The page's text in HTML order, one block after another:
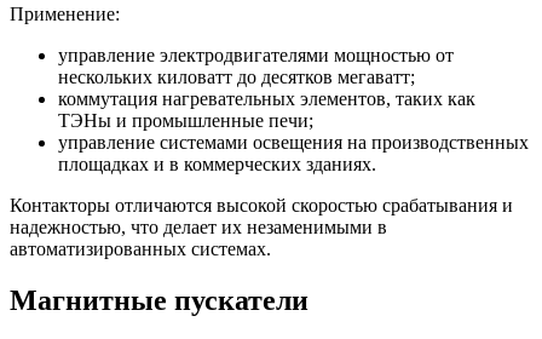
Применение:
управление электродвигателями мощностью от
нескольких киловатт до десятков мегаватт;
коммутация нагревательных элементов, таких как
ТЭНы и промышленные печи;
управление системами освещения на производственных
площадках и в коммерческих зданиях.
Контакторы отличаются высокой скоростью срабатывания и
надежностью, что делает их незаменимыми в
автоматизированных системах.
Магнитные пускатели